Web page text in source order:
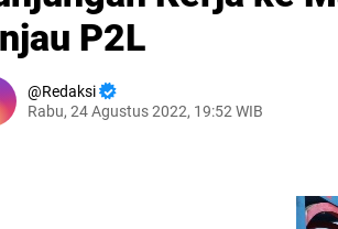
P2L
Redaksi
Rabu, 24 Agustus 2022, 19:52 WIB